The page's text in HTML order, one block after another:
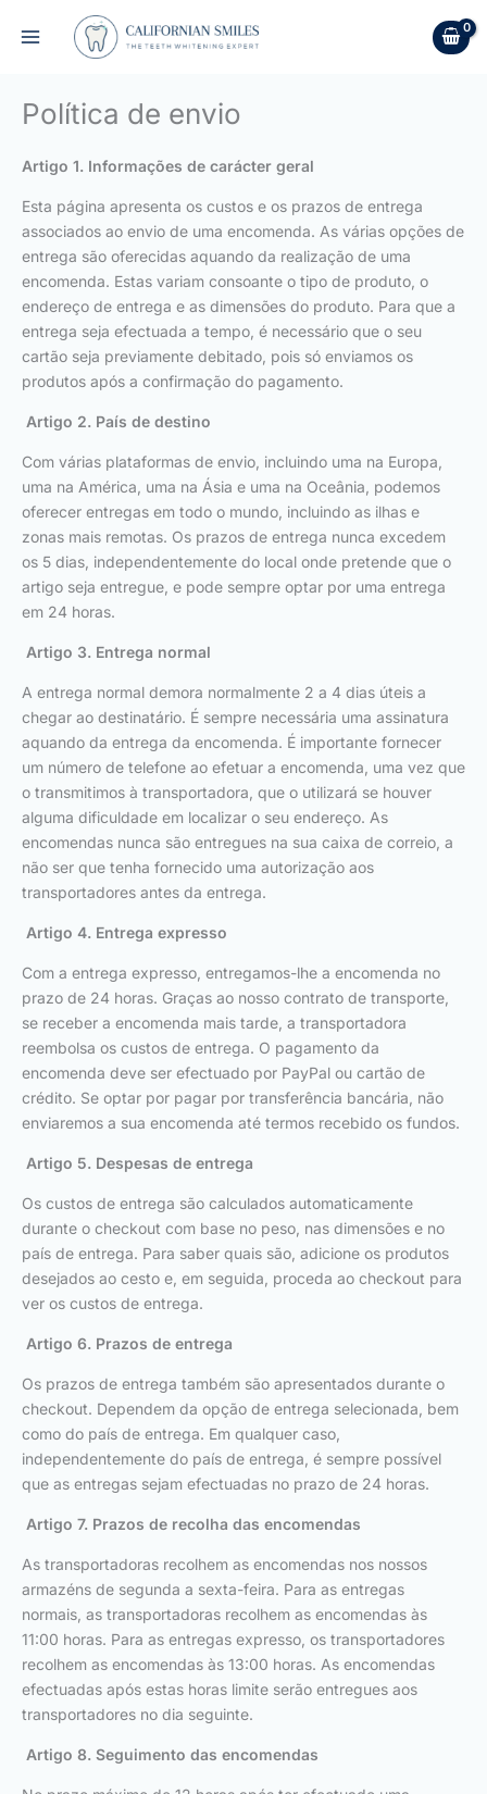
Política de envio
Artigo 1. Informações de carácter geral
Esta página apresenta os custos e os prazos de entrega
associados ao envio de uma encomenda. As várias opções de
entrega são oferecidas aquando da realização de uma
encomenda. Estas variam consoante o tipo de produto, o
endereço de entrega e as dimensões do produto. Para que a
entrega seja efectuada a tempo, é necessário que o seu
cartão seja previamente debitado, pois só enviamos os
produtos após a confirmação do pagamento.
Artigo 2. País de destino
Com várias plataformas de envio, incluindo uma na Europa,
uma na América, uma na Ásia e uma na Oceânia, podemos
oferecer entregas em todo o mundo, incluindo as ilhas e
zonas mais remotas. Os prazos de entrega nunca excedem
os 5 dias, independentemente do local onde pretende que o
artigo seja entregue, e pode sempre optar por uma entrega
em 24 horas.
Artigo 3. Entrega normal
A entrega normal demora normalmente 2 a 4 dias úteis a
chegar ao destinatário. É sempre necessária uma assinatura
aquando da entrega da encomenda. É importante fornecer
um número de telefone ao efetuar a encomenda, uma vez que
o transmitimos à transportadora, que o utilizará se houver
alguma dificuldade em localizar o seu endereço. As
encomendas nunca são entregues na sua caixa de correio, a
não ser que tenha fornecido uma autorização aos
transportadores antes da entrega.
Artigo 4. Entrega expresso
Com a entrega expresso, entregamos-lhe a encomenda no
prazo de 24 horas. Graças ao nosso contrato de transporte,
se receber a encomenda mais tarde, a transportadora
reembolsa os custos de entrega. O pagamento da
encomenda deve ser efectuado por PayPal ou cartão de
crédito. Se optar por pagar por transferência bancária, não
enviaremos a sua encomenda até termos recebido os fundos.
Artigo 5. Despesas de entrega
Os custos de entrega são calculados automaticamente
durante o checkout com base no peso, nas dimensões e no
país de entrega. Para saber quais são, adicione os produtos
desejados ao cesto e, em seguida, proceda ao checkout para
ver os custos de entrega.
Artigo 6. Prazos de entrega
Os prazos de entrega também são apresentados durante o
checkout. Dependem da opção de entrega selecionada, bem
como do país de entrega. Em qualquer caso,
independentemente do país de entrega, é sempre possível
que as entregas sejam efectuadas no prazo de 24 horas.
Artigo 7. Prazos de recolha das encomendas
As transportadoras recolhem as encomendas nos nossos
armazéns de segunda a sexta-feira. Para as entregas
normais, as transportadoras recolhem as encomendas às
11:00 horas. Para as entregas expresso, os transportadores
recolhem as encomendas às 13:00 horas. As encomendas
efectuadas após estas horas limite serão entregues aos
transportadores no dia seguinte.
Artigo 8. Seguimento das encomendas